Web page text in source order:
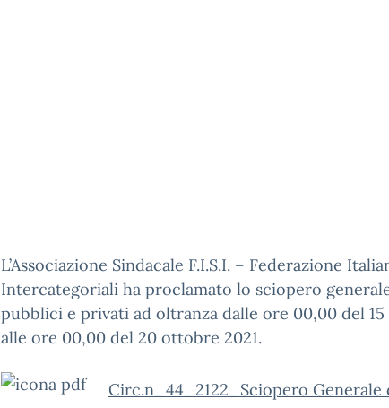
L’Associazione Sindacale F.I.S.I. – Federazione
Intercategoriali ha proclamato lo sciopero
pubblici e privati ad oltranza dalle ore 00,00 del
alle ore 00,00 del 20 ottobre 2021.
Circ.n_44_2122_Sciopero Generale